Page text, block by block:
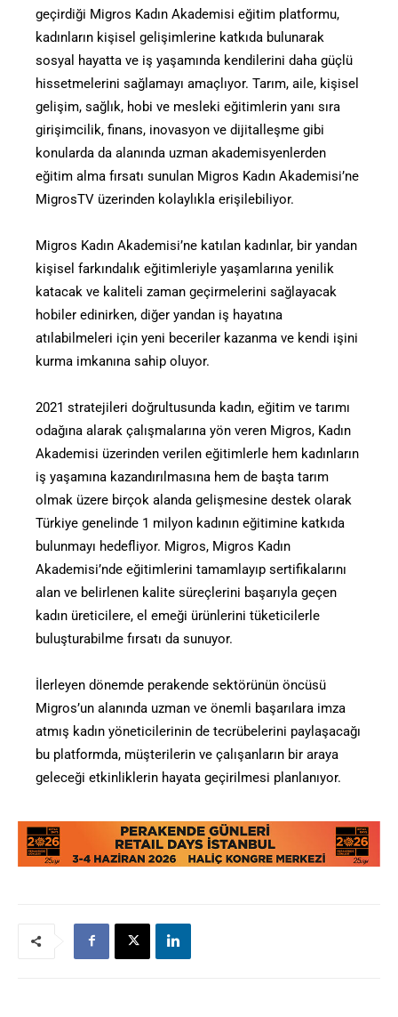
geçirdiği Migros Kadın Akademisi eğitim platformu,
kadınların kişisel gelişimlerine katkıda bulunarak
sosyal hayatta ve iş yaşamında kendilerini daha güçlü
hissetmelerini sağlamayı amaçlıyor. Tarım, aile, kişisel
gelişim, sağlık, hobi ve mesleki eğitimlerin yanı sıra
girişimcilik, finans, inovasyon ve dijitalleşme gibi
konularda da alanında uzman akademisyenlerden
eğitim alma fırsatı sunulan Migros Kadın Akademisi’ne
MigrosTV üzerinden kolaylıkla erişilebiliyor.
Migros Kadın Akademisi’ne katılan kadınlar, bir yandan
kişisel farkındalık eğitimleriyle yaşamlarına yenilik
katacak ve kaliteli zaman geçirmelerini sağlayacak
hobiler edinirken, diğer yandan iş hayatına
atılabilmeleri için yeni beceriler kazanma ve kendi işini
kurma imkanına sahip oluyor.
2021 stratejileri doğrultusunda kadın, eğitim ve tarımı
odağına alarak çalışmalarına yön veren Migros, Kadın
Akademisi üzerinden verilen eğitimlerle hem kadınların
iş yaşamına kazandırılmasına hem de başta tarım
olmak üzere birçok alanda gelişmesine destek olarak
Türkiye genelinde 1 milyon kadının eğitimine katkıda
bulunmayı hedefliyor. Migros, Migros Kadın
Akademisi’nde eğitimlerini tamamlayıp sertifikalarını
alan ve belirlenen kalite süreçlerini başarıyla geçen
kadın üreticilere, el emeği ürünlerini tüketicilerle
buluşturabilme fırsatı da sunuyor.
İlerleyen dönemde perakende sektörünün öncüsü
Migros’un alanında uzman ve önemli başarılara imza
atmış kadın yöneticilerinin de tecrübelerini paylaşacağı
bu platformda, müşterilerin ve çalışanların bir araya
geleceği etkinliklerin hayata geçirilmesi planlanıyor.